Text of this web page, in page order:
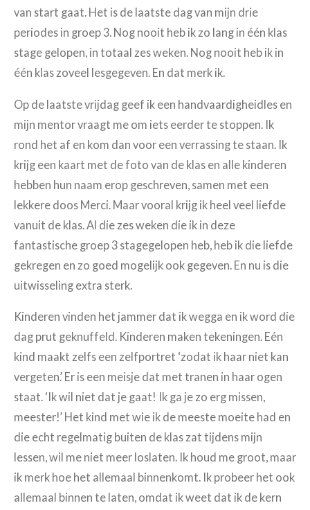
van start gaat. Het is de laatste dag van mijn drie
periodes in groep 3. Nog nooit heb ik zo lang in één klas
stage gelopen, in totaal zes weken. Nog nooit heb ik in
één klas zoveel lesgegeven. En dat merk ik.
Op de laatste vrijdag geef ik een handvaardigheidles en
mijn mentor vraagt me om iets eerder te stoppen. Ik
rond het af en kom dan voor een verrassing te staan. Ik
krijg een kaart met de foto van de klas en alle kinderen
hebben hun naam erop geschreven, samen met een
lekkere doos Merci. Maar vooral krijg ik heel veel liefde
vanuit de klas. Al die zes weken die ik in deze
fantastische groep 3 stagegelopen heb, heb ik die liefde
gekregen en zo goed mogelijk ook gegeven. En nu is die
uitwisseling extra sterk.
Kinderen vinden het jammer dat ik wegga en ik word die
dag prut geknuffeld. Kinderen maken tekeningen. Eén
kind maakt zelfs een zelfportret ‘zodat ik haar niet kan
vergeten.’ Er is een meisje dat met tranen in haar ogen
staat. ‘Ik wil niet dat je gaat! Ik ga je zo erg missen,
meester!’ Het kind met wie ik de meeste moeite had en
die echt regelmatig buiten de klas zat tijdens mijn
lessen, wil me niet meer loslaten. Ik houd me groot, maar
ik merk hoe het allemaal binnenkomt. Ik probeer het ook
allemaal binnen te laten, omdat ik weet dat ik de kern